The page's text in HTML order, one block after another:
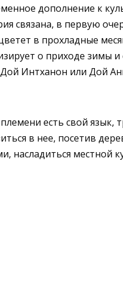
дополнение к
связана, в первую
в прохладные
о приходе зимы
Интханон или Дой
есть свой
в нее, посетив
насладиться местной